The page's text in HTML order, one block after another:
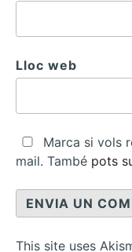
Lloc web
Marca si vols
mail. També pots
This site uses